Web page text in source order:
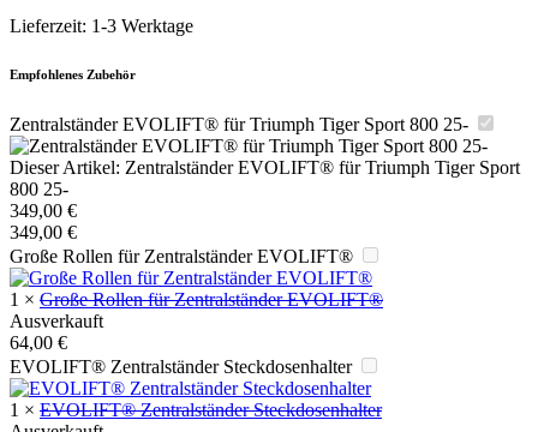
Lieferzeit: 1-3 Werktage
Empfohlenes Zubehör
Zentralständer EVOLIFT® für Triumph Tiger Sport 800 25-
Dieser Artikel: Zentralständer EVOLIFT® für Triumph Tiger Sport
800 25-
349,00 €
349,00 €
Große Rollen für Zentralständer EVOLIFT®
1 × Große Rollen für Zentralständer EVOLIFT®
Ausverkauft
64,00 €
EVOLIFT® Zentralständer Steckdosenhalter
1 × EVOLIFT® Zentralständer Steckdosenhalter